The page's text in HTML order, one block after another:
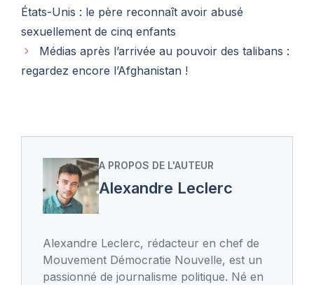
États-Unis : le père reconnaît avoir abusé
sexuellement de cinq enfants
Médias après l’arrivée au pouvoir des talibans :
regardez encore l’Afghanistan !
A PROPOS DE L'AUTEUR
Alexandre Leclerc
Alexandre Leclerc, rédacteur en chef de
Mouvement Démocratie Nouvelle, est un
passionné de journalisme politique. Né en